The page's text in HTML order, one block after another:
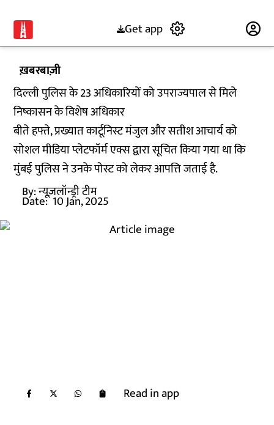
Get app
ख़बरबाज़ी
दिल्ली पुलिस के 23 अधिकारियों को उपराज्यपाल से मिले
निष्कासन के विशेष अधिकार
बीते हफ्ते, प्रख्यात कार्टूनिस्ट मंजुल और सतीश आचार्य को
सोशल मीडिया प्लेटफॉर्म एक्स द्वारा सूचित किया गया था कि
मुंबई पुलिस ने उनके पोस्ट को लेकर आपत्ति जताई है.
By:न्यूज़लॉन्ड्री टीम
Date: 10 Jan, 2025
Read in app